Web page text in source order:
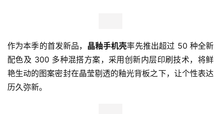
新
商
业
作为本季的首发新品， 晶釉手机壳率先推出超过 50 种全新
配色及 300 多种混搭方案，采用创新内层印刷技术，将鲜
艳生动的图案密封在晶莹剔透的釉光背板之下，让个性表达
历久弥新。